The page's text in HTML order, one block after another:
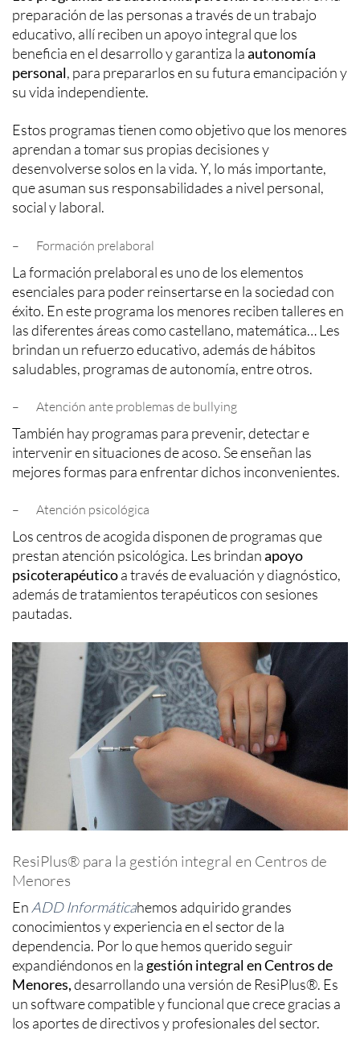
preparación de las personas a través de un trabajo
educativo, allí reciben un apoyo integral que los
beneficia en el desarrollo y garantiza laautonomía
personal, para prepararlos en su futura emancipación y
su vida independiente.
Estos programas tienen como objetivo que los menores
aprendan a tomar sus propias decisiones y
desenvolverse solos en la vida. Y, lo más importante,
que asuman sus responsabilidades a nivel personal,
social y laboral.
– Formación prelaboral
La formación prelaboral es uno de los elementos
esenciales para poder reinsertarse en la sociedad con
éxito. En este programa los menores reciben talleres en
las diferentes áreas como castellano, matemática… Les
brindan un refuerzo educativo, además de hábitos
saludables, programas de autonomía, entre otros.
– Atención ante problemas de bullying
También hay programas para prevenir, detectar e
intervenir en situaciones de acoso. Se enseñan las
mejores formas para enfrentar dichos inconvenientes.
– Atención psicológica
Los centros de acogida disponen de programas que
prestan atención psicológica. Les brindanapoyo
psicoterapéuticoa través de evaluación y diagnóstico,
además de tratamientos terapéuticos con sesiones
pautadas.
ResiPlus® para la gestión integral en Centros de
Menores
En ADD Informáticahemos adquirido grandes
conocimientos y experiencia en el sector de la
dependencia. Por lo que hemos querido seguir
expandiéndonos en la gestión integral en Centros de
Menores,desarrollando una versión de ResiPlus®. Es
un software compatible y funcional que crece gracias a
los aportes de directivos y profesionales del sector.